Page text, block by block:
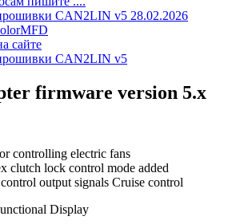
CAN2LIN v5 28.02.2026
сайте
CAN2LIN v5
firmware version 5.x
controlling electric fans
clutch lock control mode added
output signals Cruise control
Display